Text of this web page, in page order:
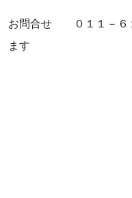
お問合せ ０１１－６
ます